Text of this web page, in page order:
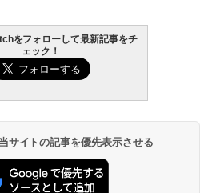
をフォローして最新記事をチ
ェック！
サイトの記事を優先表示させる